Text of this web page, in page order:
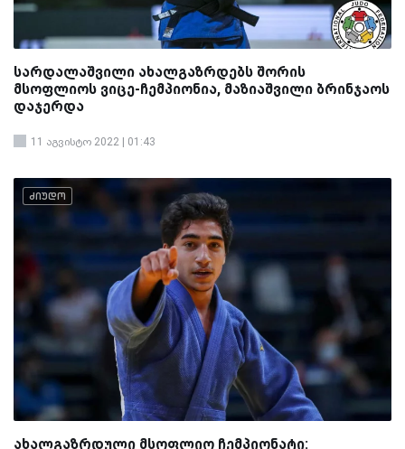
სარდალაშვილი ახალგაზრდებს შორის
მსოფლიოს ვიცე-ჩემპიონია, მაზიაშვილი ბრინჯაოს
დაჯერდა
11 აგვისტო 2022 | 01:43
ძიუდო
ახალგაზრდული მსოფლიო ჩემპიონატი: